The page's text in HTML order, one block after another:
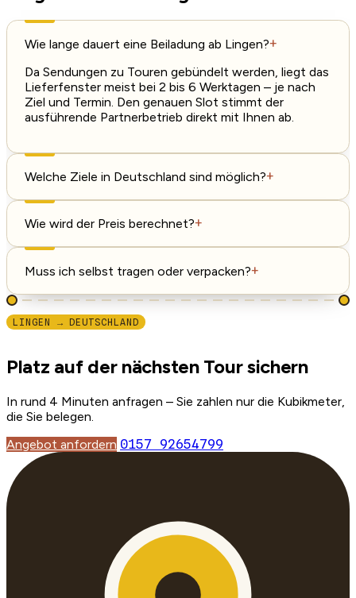
Wie lange dauert eine Beiladung ab Lingen?+
Da Sendungen zu Touren gebündelt werden, liegt das
Lieferfenster meist bei 2 bis 6 Werktagen – je nach
Ziel und Termin. Den genauen Slot stimmt der
ausführende Partnerbetrieb direkt mit Ihnen ab.
Welche Ziele in Deutschland sind möglich?+
Wie wird der Preis berechnet?+
Muss ich selbst tragen oder verpacken?+
LINGEN → DEUTSCHLAND
Platz auf der nächsten Tour sichern
In rund 4 Minuten anfragen – Sie zahlen nur die Kubikmeter,
die Sie belegen.
Angebot anfordern 0157 92654799